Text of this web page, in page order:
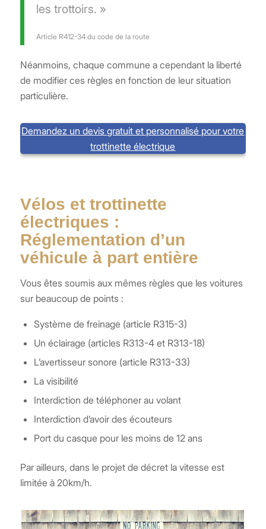
les trottoirs. »
Article R412-34 du code de la route
Néanmoins, chaque commune a cependant la liberté
de modifier ces règles en fonction de leur situation
particulière.
Demandez un devis gratuit et personnalisé pour votre
trottinette électrique
Vélos et trottinette
électriques :
Réglementation d’un
véhicule à part entière
Vous êtes soumis aux mêmes règles que les voitures
sur beaucoup de points :
Système de freinage (article R315-3)
Un éclairage (articles R313-4 et R313-18)
L’avertisseur sonore (article R313-33)
La visibilité
Interdiction de téléphoner au volant
Interdiction d’avoir des écouteurs
Port du casque pour les moins de 12 ans
Par ailleurs, dans le projet de décret la vitesse est
limitée à 20km/h.